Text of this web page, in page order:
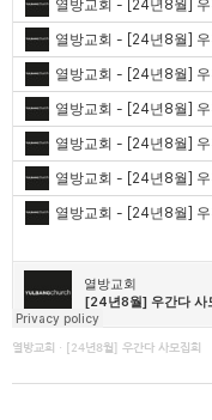
열방교회 · [24년8월] 우간다 사모집회